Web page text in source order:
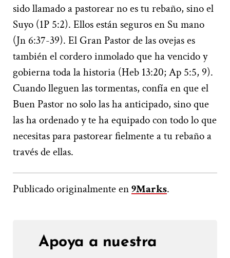
sido llamado a pastorear no es tu rebaño, sino el
Suyo (1P 5:2). Ellos están seguros en Su mano
(Jn 6:37-39). El Gran Pastor de las ovejas es
también el cordero inmolado que ha vencido y
gobierna toda la historia (Heb 13:20; Ap 5:5, 9).
Cuando lleguen las tormentas, confía en que el
Buen Pastor no solo las ha anticipado, sino que
las ha ordenado y te ha equipado con todo lo que
necesitas para pastorear fielmente a tu rebaño a
través de ellas.
Publicado originalmente en9Marks.
Apoya a nuestra